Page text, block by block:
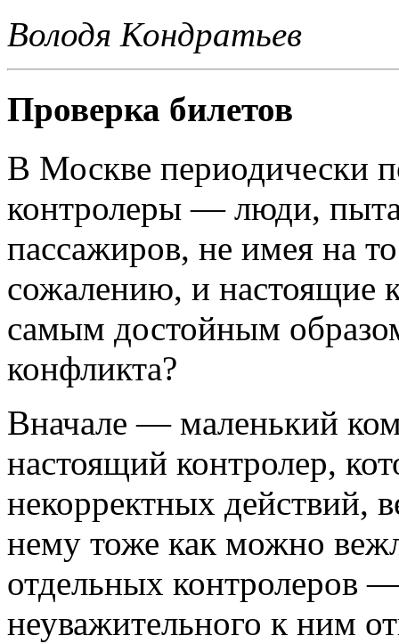
Володя Кондратьев
Проверка билетов
В Москве периодически
контролеры — люди,
пассажиров, не имея на
сожалению, и настоящие
самым достойным
конфликта?
Вначале — маленький
настоящий контролер,
некорректных действий,
нему тоже как можно
отдельных контролеров
неуважительного к ним